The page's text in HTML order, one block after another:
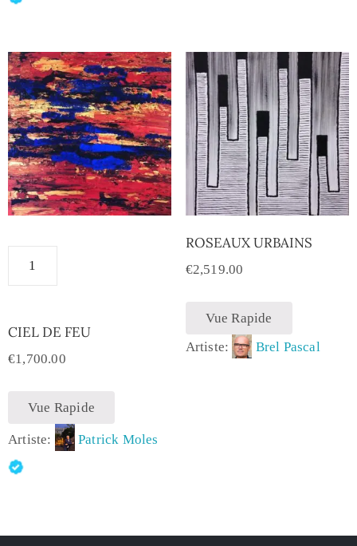
CIEL DE FEU
€1,700.00
Vue Rapide
Artiste: Patrick Moles
ROSEAUX URBAINS
€2,519.00
Vue Rapide
Artiste:
Brel Pascal